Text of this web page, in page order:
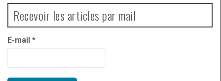
Recevoir les articles par mail
E-mail *